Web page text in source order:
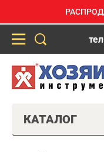
КАТАЛОГ